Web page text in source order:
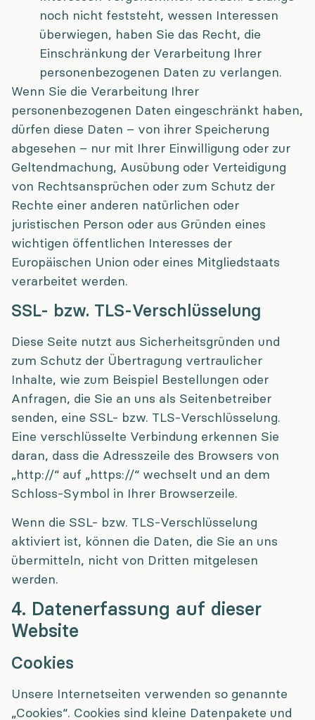
noch nicht feststeht, wessen Interessen
überwiegen, haben Sie das Recht, die
Einschränkung der Verarbeitung Ihrer
personenbezogenen Daten zu verlangen.
Wenn Sie die Verarbeitung Ihrer
personenbezogenen Daten eingeschränkt haben,
dürfen diese Daten – von ihrer Speicherung
abgesehen – nur mit Ihrer Einwilligung oder zur
Geltendmachung, Ausübung oder Verteidigung
von Rechtsansprüchen oder zum Schutz der
Rechte einer anderen natürlichen oder
juristischen Person oder aus Gründen eines
wichtigen öffentlichen Interesses der
Europäischen Union oder eines Mitgliedstaats
verarbeitet werden.
SSL- bzw. TLS-Verschlüsselung
Diese Seite nutzt aus Sicherheitsgründen und
zum Schutz der Übertragung vertraulicher
Inhalte, wie zum Beispiel Bestellungen oder
Anfragen, die Sie an uns als Seitenbetreiber
senden, eine SSL- bzw. TLS-Verschlüsselung.
Eine verschlüsselte Verbindung erkennen Sie
daran, dass die Adresszeile des Browsers von
„http://“ auf „https://“ wechselt und an dem
Schloss-Symbol in Ihrer Browserzeile.
Wenn die SSL- bzw. TLS-Verschlüsselung
aktiviert ist, können die Daten, die Sie an uns
übermitteln, nicht von Dritten mitgelesen
werden.
4. Datenerfassung auf dieser
Website
Cookies
Unsere Internetseiten verwenden so genannte
„Cookies“. Cookies sind kleine Datenpakete und